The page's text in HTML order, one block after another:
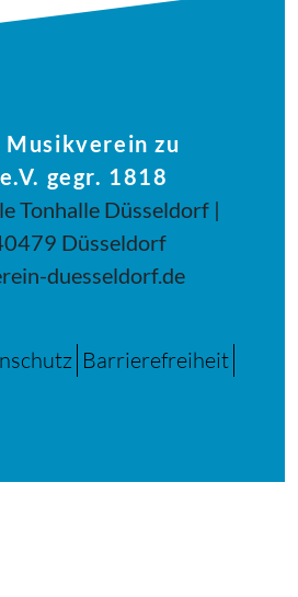
zu
gegr. 1818
Tonhalle Düsseldorf |
Düsseldorf
duesseldorf.de
Barrierefreiheit